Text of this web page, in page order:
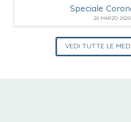
Speciale
26 MARZO 2020
VEDI TUTTE LE